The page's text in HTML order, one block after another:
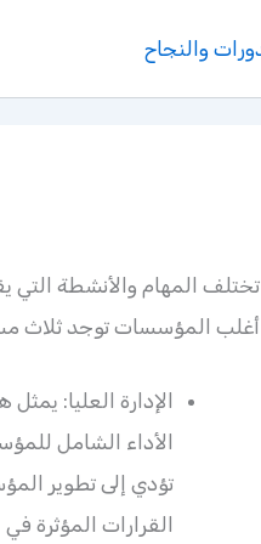
تختلف المهام والأنشطة التي
أغلب المؤسسات توجد ثلاث
الإدارة العليا:
الأداء الشامل
تؤدي إلى تطوير
القرارات المؤثرة